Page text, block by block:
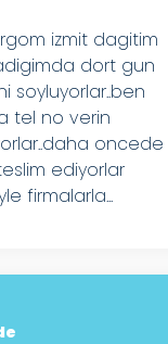
izmit dagitim
dort gun
soyluyorlar..ben
tel no verin
oncede
ediyorlar
firmalarla...